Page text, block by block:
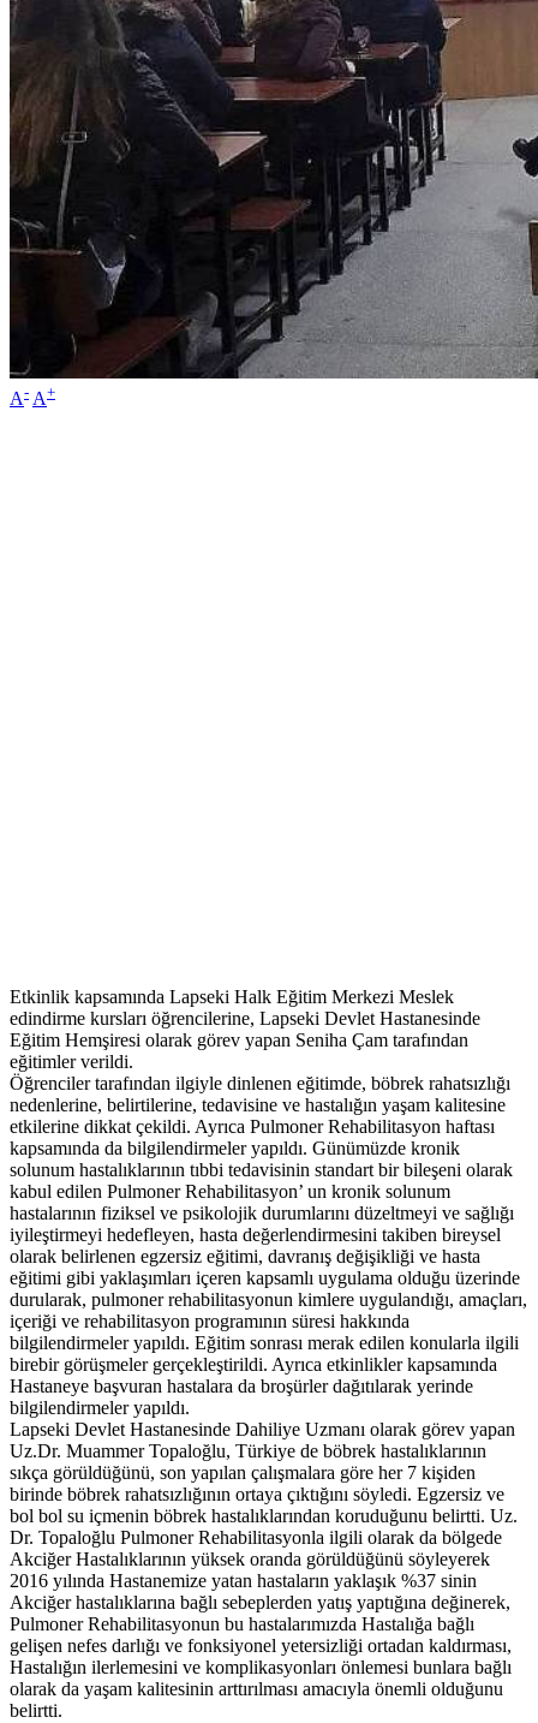
A- A+
Etkinlik kapsamında Lapseki Halk Eğitim Merkezi Meslek
edindirme kursları öğrencilerine, Lapseki Devlet Hastanesinde
Eğitim Hemşiresi olarak görev yapan Seniha Çam tarafından
eğitimler verildi.
Öğrenciler tarafından ilgiyle dinlenen eğitimde, böbrek rahatsızlığı
nedenlerine, belirtilerine, tedavisine ve hastalığın yaşam kalitesine
etkilerine dikkat çekildi. Ayrıca Pulmoner Rehabilitasyon haftası
kapsamında da bilgilendirmeler yapıldı. Günümüzde kronik
solunum hastalıklarının tıbbi tedavisinin standart bir bileşeni olarak
kabul edilen Pulmoner Rehabilitasyon’ un kronik solunum
hastalarının fiziksel ve psikolojik durumlarını düzeltmeyi ve sağlığı
iyileştirmeyi hedefleyen, hasta değerlendirmesini takiben bireysel
olarak belirlenen egzersiz eğitimi, davranış değişikliği ve hasta
eğitimi gibi yaklaşımları içeren kapsamlı uygulama olduğu üzerinde
durularak, pulmoner rehabilitasyonun kimlere uygulandığı, amaçları,
içeriği ve rehabilitasyon programının süresi hakkında
bilgilendirmeler yapıldı. Eğitim sonrası merak edilen konularla ilgili
birebir görüşmeler gerçekleştirildi. Ayrıca etkinlikler kapsamında
Hastaneye başvuran hastalara da broşürler dağıtılarak yerinde
bilgilendirmeler yapıldı.
Lapseki Devlet Hastanesinde Dahiliye Uzmanı olarak görev yapan
Uz.Dr. Muammer Topaloğlu, Türkiye de böbrek hastalıklarının
sıkça görüldüğünü, son yapılan çalışmalara göre her 7 kişiden
birinde böbrek rahatsızlığının ortaya çıktığını söyledi. Egzersiz ve
bol bol su içmenin böbrek hastalıklarından koruduğunu belirtti. Uz.
Dr. Topaloğlu Pulmoner Rehabilitasyonla ilgili olarak da bölgede
Akciğer Hastalıklarının yüksek oranda görüldüğünü söyleyerek
2016 yılında Hastanemize yatan hastaların yaklaşık %37 sinin
Akciğer hastalıklarına bağlı sebeplerden yatış yaptığına değinerek,
Pulmoner Rehabilitasyonun bu hastalarımızda Hastalığa bağlı
gelişen nefes darlığı ve fonksiyonel yetersizliği ortadan kaldırması,
Hastalığın ilerlemesini ve komplikasyonları önlemesi bunlara bağlı
olarak da yaşam kalitesinin arttırılması amacıyla önemli olduğunu
belirtti.